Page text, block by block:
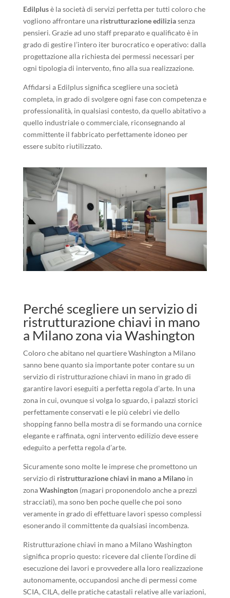
Edilplusè la società di servizi perfetta per tutti coloro che
vogliono affrontare una ristrutturazione ediliziasenza
pensieri. Grazie ad uno staff preparato e qualificato è in
grado di gestire l’intero iter burocratico e operativo: dalla
progettazione alla richiesta dei permessi necessari per
ogni tipologia di intervento, fino alla sua realizzazione.
Affidarsi a Edilplus significa scegliere una società
completa, in grado di svolgere ogni fase con competenza e
professionalità, in qualsiasi contesto, da quello abitativo a
quello industriale o commerciale, riconsegnando al
committente il fabbricato perfettamente idoneo per
essere subito riutilizzato.
Perché scegliere un servizio di
ristrutturazione chiavi in mano
a Milano zona via Washington
Coloro che abitano nel quartiere Washington a Milano
sanno bene quanto sia importante poter contare su un
servizio di ristrutturazione chiavi in mano in grado di
garantire lavori eseguiti a perfetta regola d’arte. In una
zona in cui, ovunque si volga lo sguardo, i palazzi storici
perfettamente conservati e le più celebri vie dello
shopping fanno bella mostra di se formando una cornice
elegante e raffinata, ogni intervento edilizio deve essere
edeguito a perfetta regola d’arte.
Sicuramente sono molte le imprese che promettono un
servizio di ristrutturazione chiavi in mano a Milano in
zonaWashington(magari proponendolo anche a prezzi
stracciati), ma sono ben poche quelle che poi sono
veramente in grado di effettuare lavori spesso complessi
esonerando il committente da qualsiasi incombenza.
Ristrutturazione chiavi in mano a Milano Washington
significa proprio questo: ricevere dal cliente l’ordine di
esecuzione dei lavori e provvedere alla loro realizzazione
autonomamente, occupandosi anche di permessi come
SCIA, CILA, delle pratiche catastali relative alle variazioni,